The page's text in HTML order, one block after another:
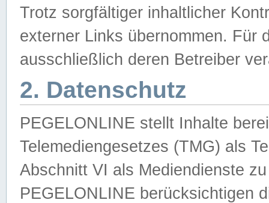
Trotz sorgfältiger inhaltlicher
externer Links übernommen. Für
ausschließlich deren Betreiber
2. Datenschutz
PEGELONLINE stellt Inhalte
Telemediengesetzes (TMG) als
Abschnitt VI als Mediendienste
PEGELONLINE berücksichtigen